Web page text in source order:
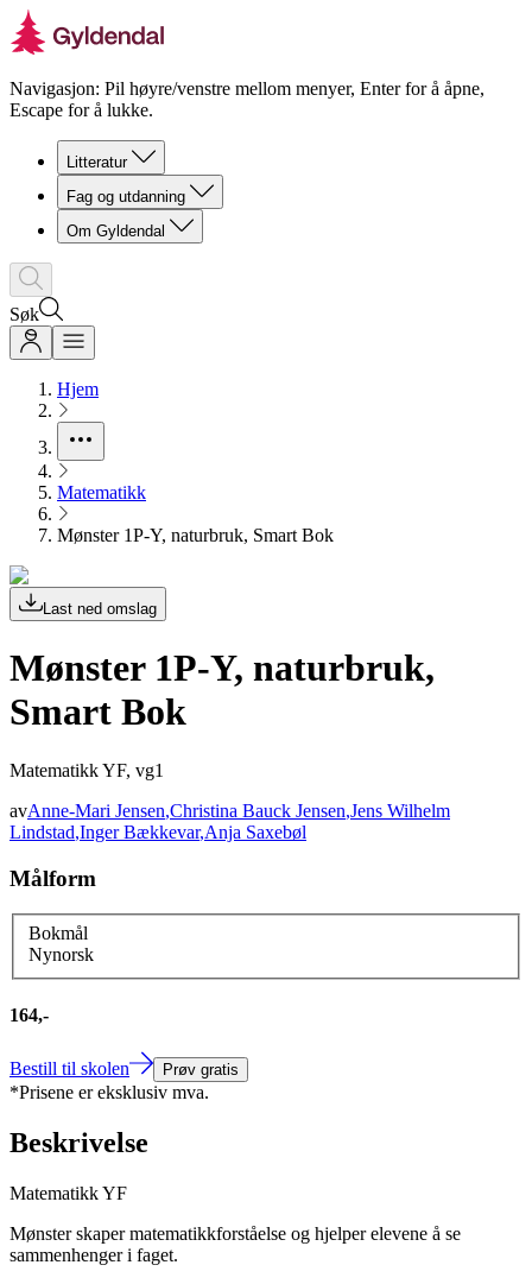
Navigasjon: Pil høyre/venstre mellom menyer, Enter for å åpne,
Escape for å lukke.
Litteratur
Fag og utdanning
Om Gyldendal
Søk
Hjem
Matematikk
Mønster 1P-Y, naturbruk, Smart Bok
Last ned omslag
Mønster 1P-Y, naturbruk,
Smart Bok
Matematikk YF, vg1
avAnne-Mari Jensen,Christina Bauck Jensen,Jens Wilhelm
Lindstad,Inger Bækkevar,Anja Saxebøl
Målform
Bokmål
Nynorsk
164,-
Bestill til skolen Prøv gratis
*Prisene er eksklusiv mva.
Beskrivelse
Matematikk YF
Mønster skaper matematikkforståelse og hjelper elevene å se
sammenhenger i faget.